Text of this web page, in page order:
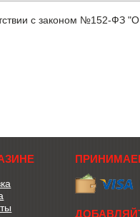
с законом №152-ФЗ